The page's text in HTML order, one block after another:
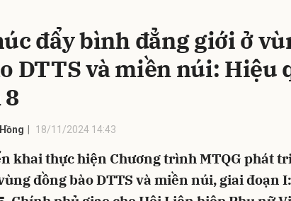
đẩy bình đẳng giới ở
DTTS và miền núi: Hiệu
8
18/11/2024 14:43
khai thực hiện Chương trình MTQG phát
đồng bào DTTS và miền núi, giai đoạn